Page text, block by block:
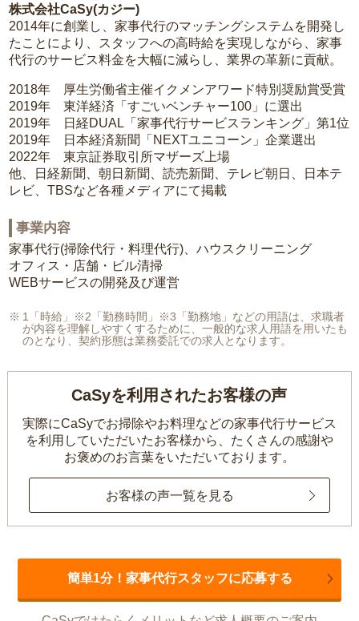
株式会社CaSy(カジー)
2014年に創業し、家事代行のマッチングシステムを開発し
たことにより、スタッフへの高時給を実現しながら、家事
代行のサービス料金を大幅に減らし、業界の革新に貢献。
2018年 厚生労働省主催イクメンアワード特別奨励賞受賞
2019年 東洋経済「すごいベンチャー100」に選出
2019年 日経DUAL「家事代行サービスランキング」第1位
2019年 日本経済新聞「NEXTユニコーン」企業選出
2022年 東京証券取引所マザーズ上場
他、日経新聞、朝日新聞、読売新聞、テレビ朝日、日本テ
レビ、TBSなど各種メディアにて掲載
事業内容
家事代行(掃除代行・料理代行)、ハウスクリーニング
オフィス・店舗・ビル清掃
WEBサービスの開発及び運営
1「時給」※2「勤務時間」※3「勤務地」などの用語は、求職者
が内容を理解しやすくするために、一般的な求人用語を用いたも
のとなり、契約形態は業務委託での求人となります。
CaSyを利用されたお客様の声
実際にCaSyでお掃除やお料理などの家事代行サービス
を利用していただいたお客様から、 たくさんの感謝や
お褒めのお言葉をいただいております。
お客様の声一覧を見る
簡単1分！家事代行スタッフに応募する